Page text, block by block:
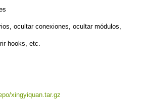
ocultar conexiones, ocultar módulos,
hooks, etc.
xingyiquan.tar.gz